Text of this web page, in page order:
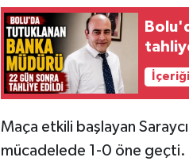
Maça etkili başlayan
mücadelede 1-0 öne geçti.